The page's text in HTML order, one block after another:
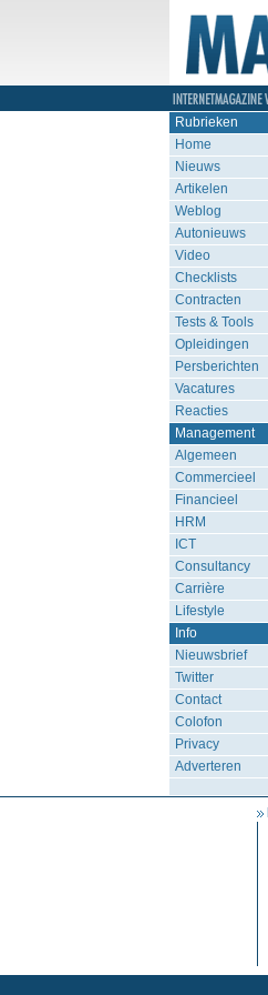
Rubrieken
Home
Nieuws
Artikelen
Weblog
Autonieuws
Video
Checklists
Contracten
Tests & Tools
Opleidingen
Persberichten
Vacatures
Reacties
Management
Algemeen
Commercieel
Financieel
HRM
ICT
Consultancy
Carrière
Lifestyle
Info
Nieuwsbrief
Twitter
Contact
Colofon
Privacy
Adverteren